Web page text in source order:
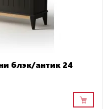
блэк/антик 24